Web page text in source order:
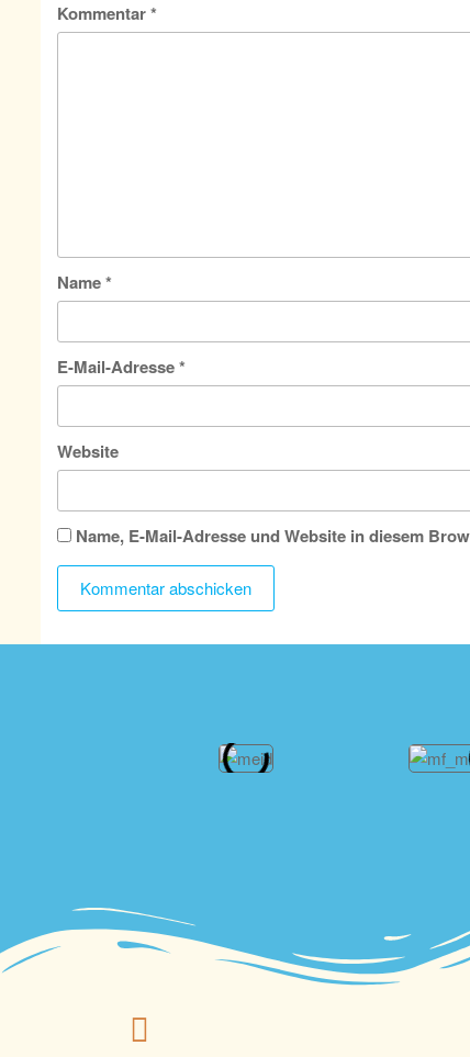
Kommentar*
Name*
E-Mail-Adresse*
Website
Name, E-Mail-Adresse und Website in diesem